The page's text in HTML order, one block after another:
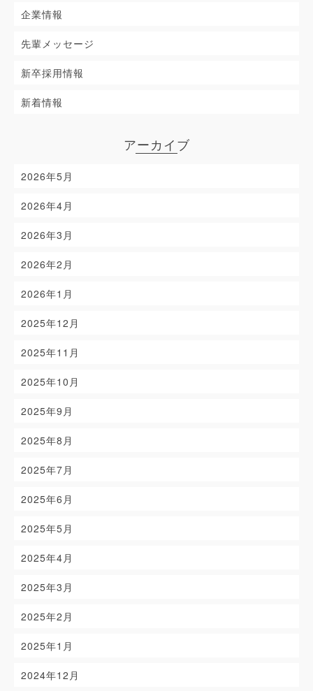
企業情報
先輩メッセージ
新卒採用情報
新着情報
アーカイブ
2026年5月
2026年4月
2026年3月
2026年2月
2026年1月
2025年12月
2025年11月
2025年10月
2025年9月
2025年8月
2025年7月
2025年6月
2025年5月
2025年4月
2025年3月
2025年2月
2025年1月
2024年12月